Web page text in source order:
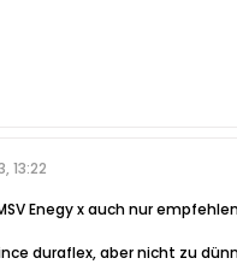
13:22
Enegy x auch nur
duraflex, aber nicht zu